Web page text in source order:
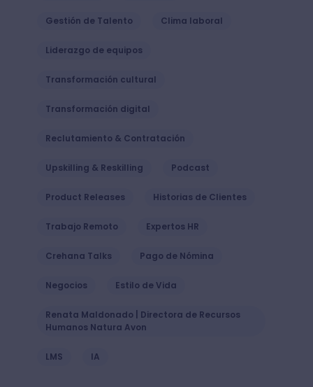
Gestión de Talento Clima laboral
Liderazgo de equipos
Transformación cultural
Transformación digital
Reclutamiento & Contratación
Upskilling & Reskilling Podcast
Product Releases Historias de Clientes
Trabajo Remoto Expertos HR
Crehana Talks Pago de Nómina
Negocios Estilo de Vida
Renata Maldonado | Directora de Recursos
Humanos Natura Avon
LMS IA